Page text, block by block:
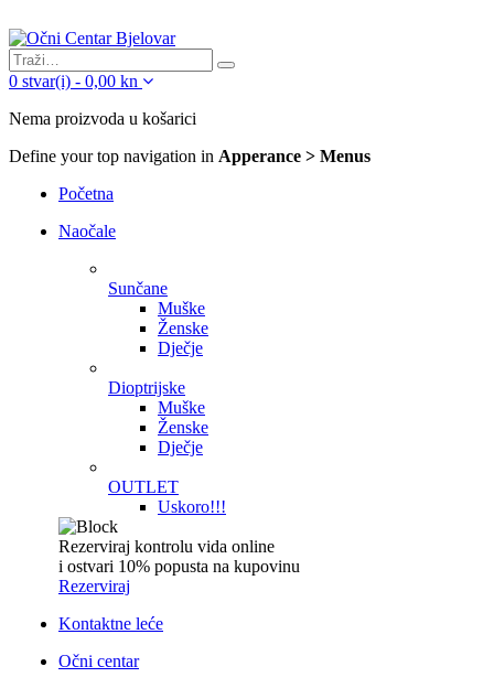
0 stvar(i) - 0,00 kn
Nema proizvoda u košarici
Define your top navigation in Apperance > Menus
Početna
Naočale
Sunčane
Muške
Ženske
Dječje
Dioptrijske
Muške
Ženske
Dječje
OUTLET
Uskoro!!!
Rezerviraj kontrolu vida online
i ostvari 10% popusta na kupovinu
Rezerviraj
Kontaktne leće
Očni centar